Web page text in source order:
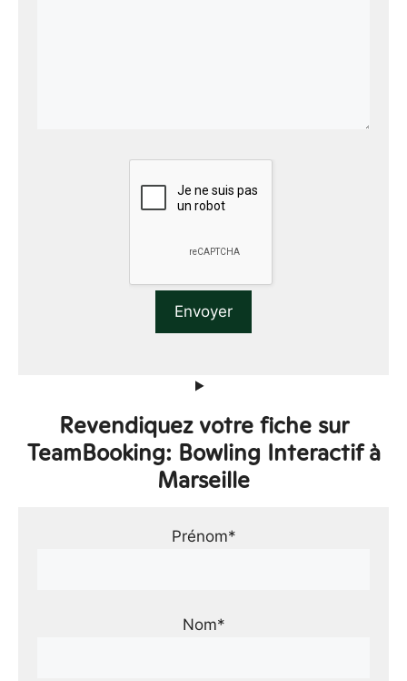
Revendiquez votre fiche sur
TeamBooking: Bowling Interactif à
Marseille
Prénom*
Nom*